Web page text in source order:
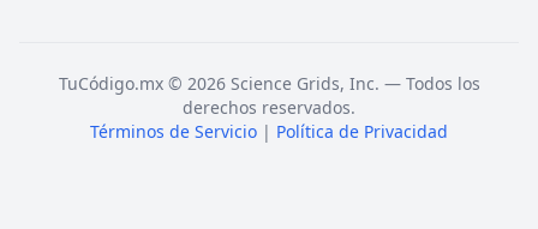
TuCódigo.mx © 2026 Science Grids, Inc. — Todos los
derechos reservados.
Términos de Servicio | Política de Privacidad